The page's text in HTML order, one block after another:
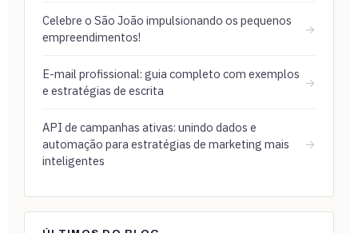
Celebre o São João impulsionando os pequenos
empreendimentos!
→
E-mail profissional: guia completo com exemplos
e estratégias de escrita
→
API de campanhas ativas: unindo dados e
automação para estratégias de marketing mais
inteligentes
→